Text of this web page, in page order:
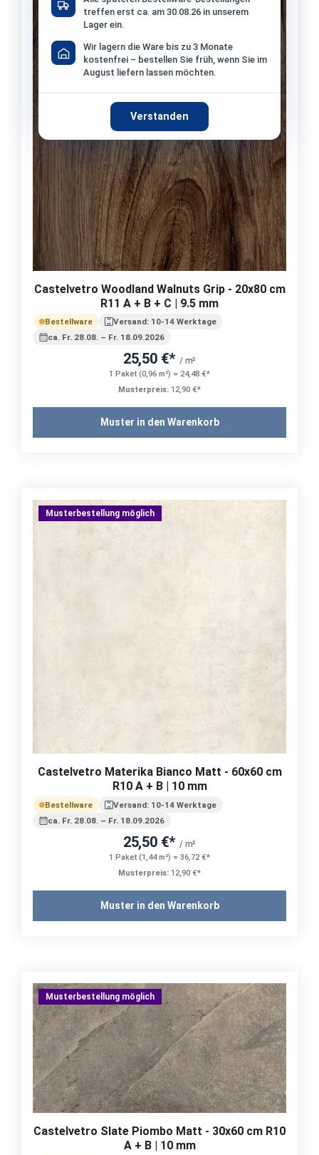
treffen erst ca. am 30.08.26 in unserem
Lager ein.
Wir lagern die Ware bis zu 3 Monate
kostenfrei – bestellen Sie früh, wenn Sie im
August liefern lassen möchten.
Verstanden
Castelvetro Woodland Walnuts Grip - 20x80 cm
R11 A + B + C | 9.5 mm
Bestellware
Versand: 10-14 Werktage
ca. Fr. 28.08. – Fr. 18.09.2026
25,50 €* / m²
1 Paket (0,96 m²) = 24,48 €*
Musterpreis: 12,90 €*
Muster in den Warenkorb
Musterbestellung möglich
Castelvetro Materika Bianco Matt - 60x60 cm
R10 A + B | 10 mm
Bestellware
Versand: 10-14 Werktage
ca. Fr. 28.08. – Fr. 18.09.2026
25,50 €* / m²
1 Paket (1,44 m²) = 36,72 €*
Musterpreis: 12,90 €*
Muster in den Warenkorb
Musterbestellung möglich
Castelvetro Slate Piombo Matt - 30x60 cm R10
A + B | 10 mm